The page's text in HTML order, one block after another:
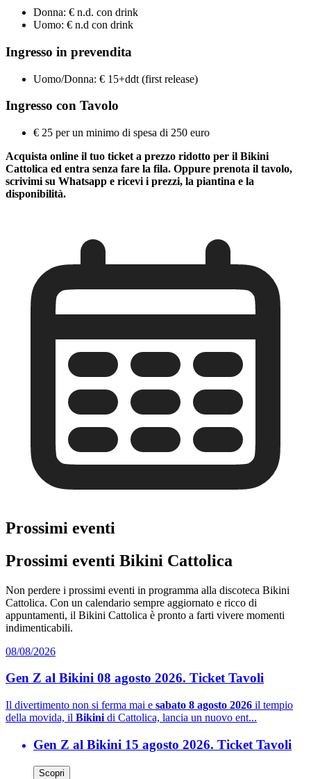
Donna: € n.d. con drink
Uomo: € n.d con drink
Ingresso in prevendita
Uomo/Donna: € 15+ddt (first release)
Ingresso con Tavolo
€ 25 per un minimo di spesa di 250 euro
Acquista online il tuo ticket a prezzo ridotto per il Bikini
Cattolica ed entra senza fare la fila. Oppure prenota il tavolo,
scrivimi su Whatsapp e ricevi i prezzi, la piantina e la
disponibilità.
Prossimi eventi
Prossimi eventi Bikini Cattolica
Non perdere i prossimi eventi in programma alla discoteca Bikini
Cattolica. Con un calendario sempre aggiornato e ricco di
appuntamenti, il Bikini Cattolica è pronto a farti vivere momenti
indimenticabili.
08/08/2026
Gen Z al Bikini 08 agosto 2026. Ticket Tavoli
Il divertimento non si ferma mai e sabato 8 agosto 2026 il tempio
della movida, il Bikini di Cattolica, lancia un nuovo ent...
Gen Z al Bikini 15 agosto 2026. Ticket Tavoli
Scopri